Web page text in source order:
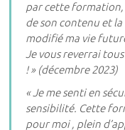
par cette formation,
de son contenu et
modifié ma vie
Je vous reverrai
! » (décembre 2023)
« Je me senti en
sensibilité. Cette
pour moi , plein